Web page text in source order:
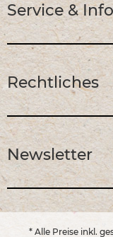
Service &
Rechtliches
Newsletter
* Alle Preise inkl.